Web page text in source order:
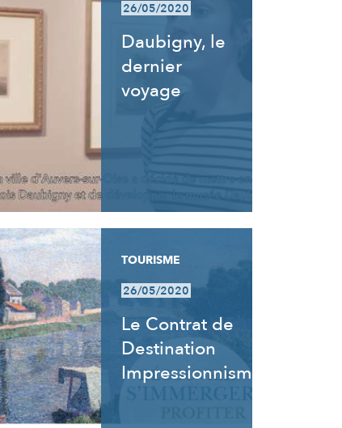
26/05/2020
Daubigny, le
dernier
voyage
TOURISME
26/05/2020
Le Contrat de
Destination
Impressionnisme